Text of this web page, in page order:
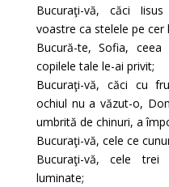
Bucuraţi-vă, căci
voastre ca stelele pe cer
Bucură-te, Sofia,
copilele tale le-ai privit;
Bucuraţi-vă, căci cu
ochiul nu a văzut-o,
umbrită de chinuri, a
Bucuraţi-vă, cele ce
Bucuraţi-vă, cele
luminate;